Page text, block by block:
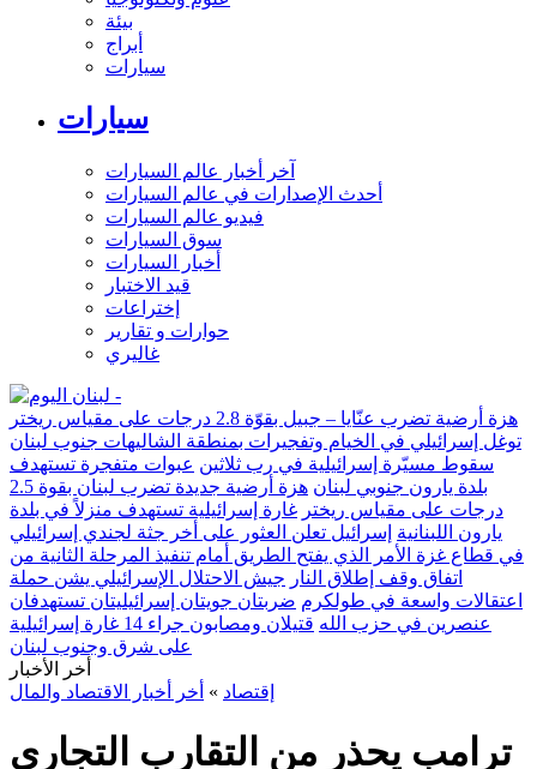
بيئة
أبراج
سيارات
سيارات
آخر أخبار عالم السيارات
أحدث الإصدارات في عالم السيارات
فيديو عالم السيارات
سوق السيارات
أخبار السيارات
قيد الاختبار
إختراعات
حوارات و تقارير
غاليري
هزة أرضية تضرب عنّايا – جبيل بقوّة 2.8 درجات على مقياس ريختر
توغل إسرائيلي في الخيام وتفجيرات بمنطقة الشاليهات جنوب لبنان
سقوط مسيّرة إسرائيلية في رب ثلاثين عبوات متفجرة تستهدف
بلدة يارون جنوبي لبنان
هزة أرضية جديدة تضرب لبنان بقوة 2.5
درجات على مقياس ريختر غارة إسرائيلية تستهدف منزلاً في بلدة
يارون اللبنانية إسرائيل تعلن العثور على أخر جثة لجندي إسرائيلي
في قطاع غزة الأمر الذي يفتح الطريق أمام تنفيذ المرحلة الثانية من
اتفاق وقف إطلاق النار جيش الاحتلال الإسرائيلي يشن حملة
اعتقالات واسعة في طولكرم ضربتان جويتان إسرائيليتان تستهدفان
عنصرين في حزب الله
قتيلان ومصابون جراء 14 غارة إسرائيلية
على شرق وجنوب لبنان
أخر الأخبار
إقتصاد » أخر أخبار الاقتصاد والمال
ترامب يحذر من التقارب التجاري